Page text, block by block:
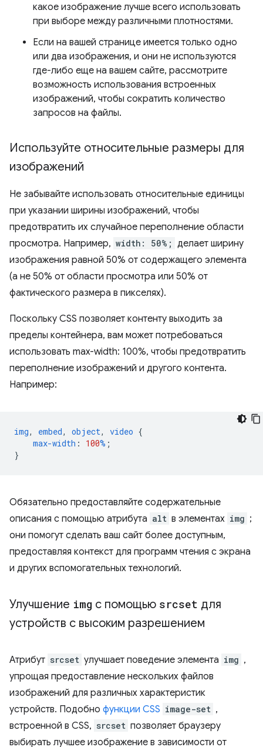
какое изображение лучше всего использовать
при выборе между различными плотностями.
Если на вашей странице имеется только одно
или два изображения, и они не используются
где-либо еще на вашем сайте, рассмотрите
возможность использования встроенных
изображений, чтобы сократить количество
запросов на файлы.
Используйте относительные размеры для
изображений
Не забывайте использовать относительные единицы
при указании ширины изображений, чтобы
предотвратить их случайное переполнение области
просмотра. Например, width: 50%; делает ширину
изображения равной 50% от содержащего элемента
(а не 50% от области просмотра или 50% от
фактического размера в пикселях).
Поскольку CSS позволяет контенту выходить за
пределы контейнера, вам может потребоваться
использовать max-width: 100%, чтобы предотвратить
переполнение изображений и другого контента.
Например:
img, embed, object, video {
max-width : 100% ;
}
Обязательно предоставляйте содержательные
описания с помощью атрибута alt в элементах img ;
они помогут сделать ваш сайт более доступным,
предоставляя контекст для программ чтения с экрана
и других вспомогательных технологий.
Улучшение img с помощью srcset для
устройств с высоким разрешением
Атрибут srcset улучшает поведение элемента img ,
упрощая предоставление нескольких файлов
изображений для различных характеристик
устройств. Подобно функции CSS image-set ,
встроенной в CSS, srcset позволяет браузеру
выбирать лучшее изображение в зависимости от